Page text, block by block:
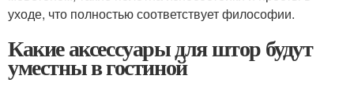
уходе, что полностью соответствует философии.
Какие аксессуары для штор будут
уместны в гостиной